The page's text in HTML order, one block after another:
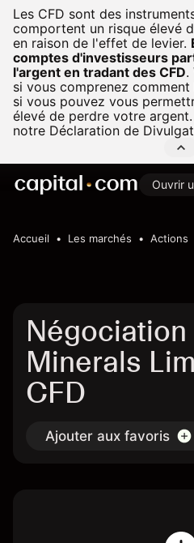
Les CFD sont des
comportent un risque élevé
en raison de l'effet de levier.
comptes d'investisseurs
l'argent en tradant des CFD.
si vous comprenez
si vous pouvez vous
élevé de perdre votre
notre Déclaration de
Ouvrir
Accueil Les marchés Actions
Minerals
CFD
Ajouter aux favoris